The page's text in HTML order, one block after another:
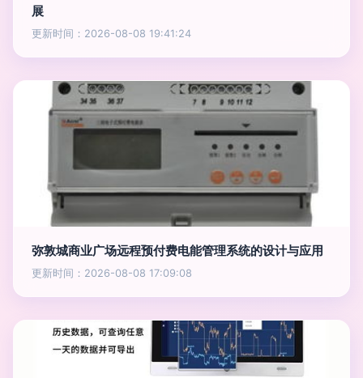
展
更新时间：2026-08-08 19:41:24
弥敦城商业广场远程预付费电能管理系统的设计与应用
更新时间：2026-08-08 17:09:08